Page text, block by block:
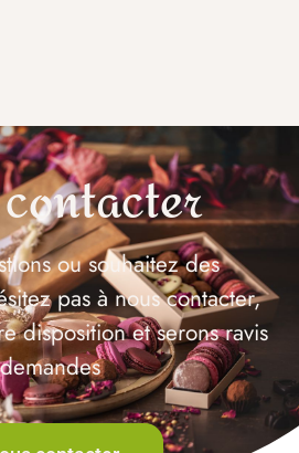
ou souhaitez des
pas à nous contacter,
disposition et serons ravis